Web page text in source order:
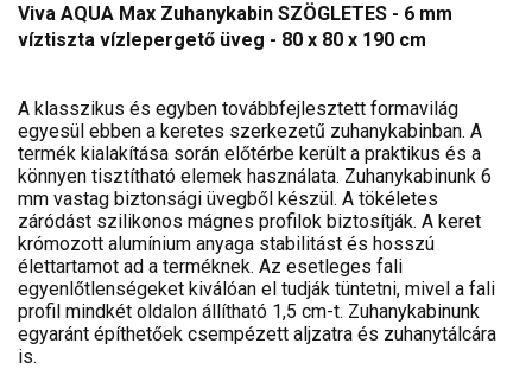
Viva AQUA Max Zuhanykabin SZÖGLETES - 6 mm
víztiszta vízlepergető üveg - 80 x 80 x 190 cm
A klasszikus és egyben továbbfejlesztett formavilág
egyesül ebben a keretes szerkezetű zuhanykabinban. A
termék kialakítása során előtérbe került a praktikus és a
könnyen tisztítható elemek használata. Zuhanykabinunk 6
mm vastag biztonsági üvegből készül. A tökéletes
záródást szilikonos mágnes profilok biztosítják. A keret
krómozott alumínium anyaga stabilitást és hosszú
élettartamot ad a terméknek. Az esetleges fali
egyenlőtlenségeket kiválóan el tudják tüntetni, mivel a fali
profil mindkét oldalon állítható 1,5 cm-t. Zuhanykabinunk
egyaránt építhetőek csempézett aljzatra és zuhanytálcára
is.